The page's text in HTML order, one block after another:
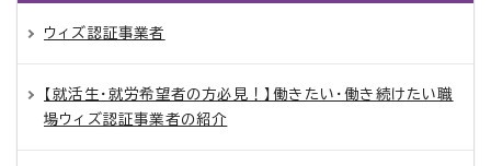
ウィズ認証事業者
【就活生・就労希望者の方必見！】働きたい・働き続けたい職
場ウィズ認証事業者の紹介